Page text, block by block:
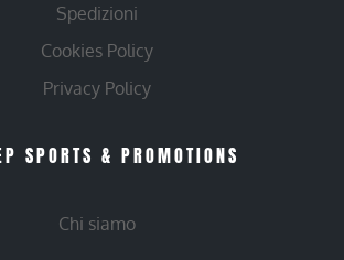
Spedizioni
Cookies Policy
Privacy Policy
SPORTS & PROMOTIONS
Chi siamo